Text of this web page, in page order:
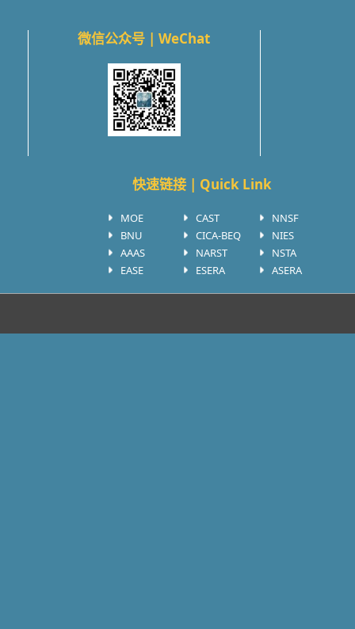
微信公众号 | WeChat
快速链接 | Quick Link
MOE CAST
NNSF
BNU
CICA-BEQ
NIES
AAAS
NARST
NSTA
EASE
ESERA ASERA